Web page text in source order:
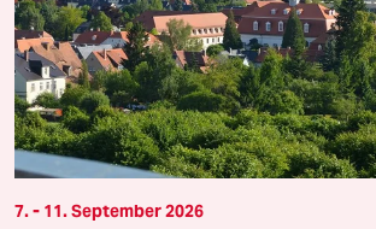
7. - 11. September 2026